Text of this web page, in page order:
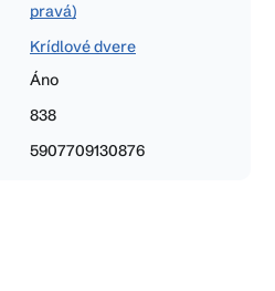
pravá)
Krídlové dvere
Áno
838
5907709130876